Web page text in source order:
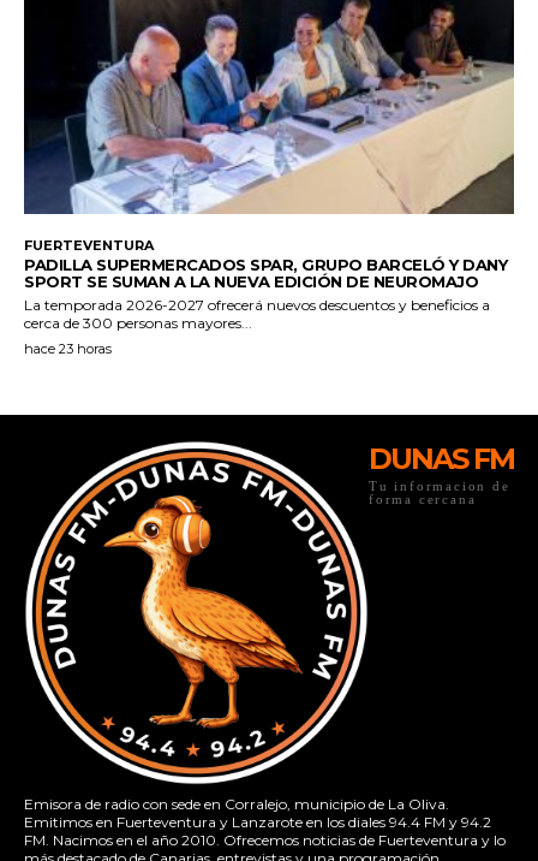
DUNAS FM
Tu informacion de
forma cercana
Emisora de radio con sede en Corralejo, municipio de La Oliva.
Emitimos en Fuerteventura y Lanzarote en los diales 94.4 FM y 94.2
FM. Nacimos en el año 2010. Ofrecemos noticias de Fuerteventura y lo